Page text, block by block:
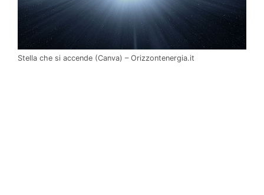
Stella che si accende (Canva) – Orizzontenergia.it